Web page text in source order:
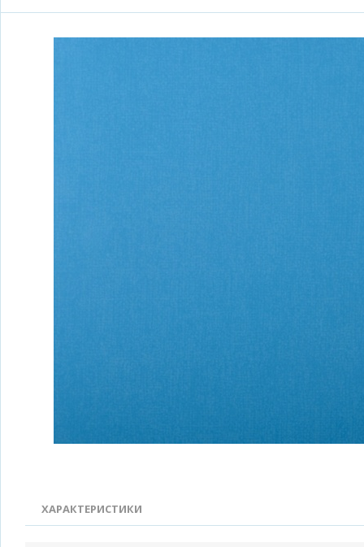
ХАРАКТЕРИСТИКИ